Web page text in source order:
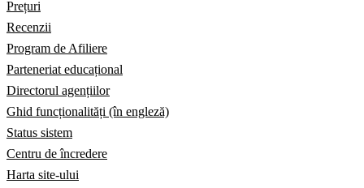
Prețuri
Recenzii
Program de Afiliere
Parteneriat educațional
Directorul agențiilor
Ghid funcționalități (în engleză)
Status sistem
Centru de încredere
Harta site-ului